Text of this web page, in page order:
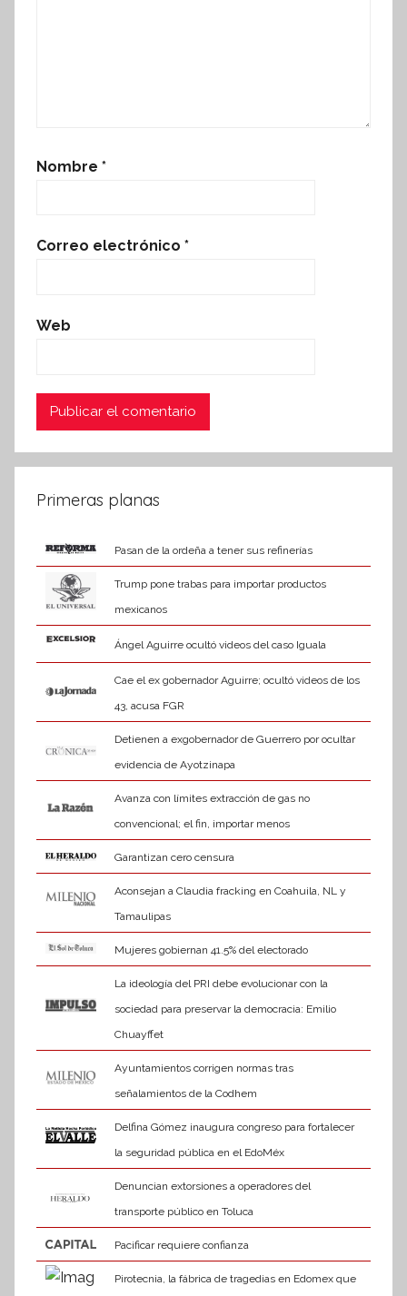
Nombre *
Correo electrónico *
Web
Primeras planas
Pasan de la ordeña a tener sus refinerías
Trump pone trabas para importar productos
mexicanos
Ángel Aguirre ocultó videos del caso Iguala
Cae el ex gobernador Aguirre; ocultó videos de los
43, acusa FGR
Detienen a exgobernador de Guerrero por ocultar
evidencia de Ayotzinapa
Avanza con límites extracción de gas no
convencional; el fin, importar menos
Garantizan cero censura
Aconsejan a Claudia fracking en Coahuila, NL y
Tamaulipas
Mujeres gobiernan 41.5% del electorado
La ideología del PRI debe evolucionar con la
sociedad para preservar la democracia: Emilio
Chuayffet
Ayuntamientos corrigen normas tras
señalamientos de la Codhem
Delfina Gómez inaugura congreso para fortalecer
la seguridad pública en el EdoMéx
Denuncian extorsiones a operadores del
transporte público en Toluca
Pacificar requiere confianza
Pirotecnia, la fábrica de tragedias en Edomex que